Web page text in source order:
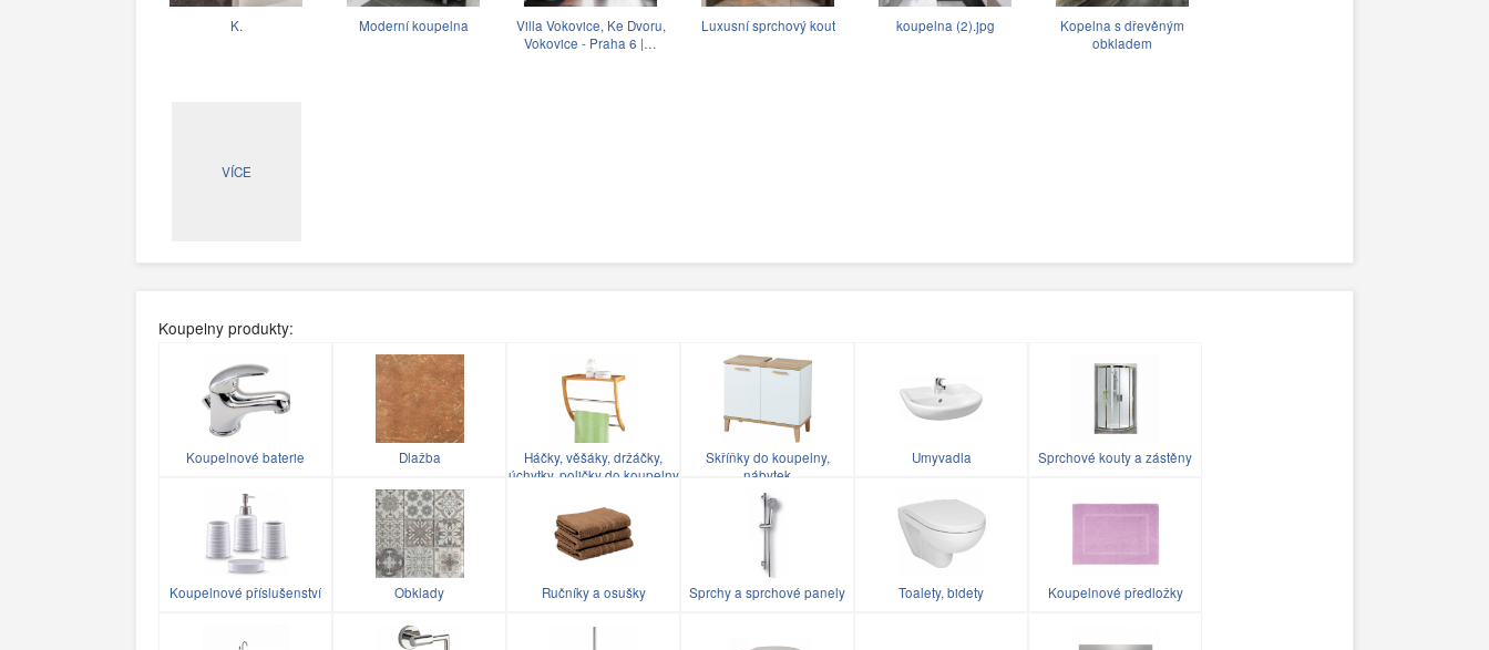
K. Moderní koupelna
Villa Vokovice, Ke Dvoru,
Vokovice - Praha 6 |…
Luxusní sprchový kout koupelna (2).jpg
Kopelna s dřevěným
obkladem
VÍCE
Koupelny produkty:
Koupelnové baterie Dlažba
Háčky, věšáky, držáčky,
úchytky, poličky do koupelny
Skříňky do koupelny,
nábytek
Umyvadla Sprchové kouty a zástěny
Koupelnové příslušenství Obklady Ručníky a osušky Sprchy a sprchové panely Toalety, bidety Koupelnové předložky